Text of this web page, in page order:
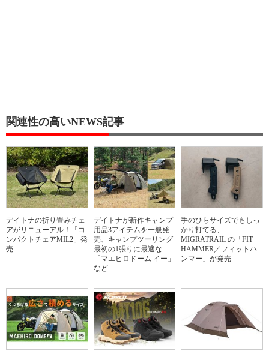
関連性の高いNEWS記事
デイトナの折り畳みチェ
アがリニューアル！「コ
ンパクトチェアMIL2」発
売
デイトナが新作キャンプ
用品3アイテムを一般発
売、キャンプツーリング
最初の1張りに最適な
「マエヒロドーム イー」
など
手のひらサイズでもしっ
かり打てる、
MIGRATRAIL の「FIT
HAMMER／フィットハ
ンマー」が発売